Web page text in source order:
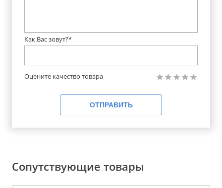
Как Вас зовут?*
Оцените качество товара
ОТПРАВИТЬ
Сопутствующие товары